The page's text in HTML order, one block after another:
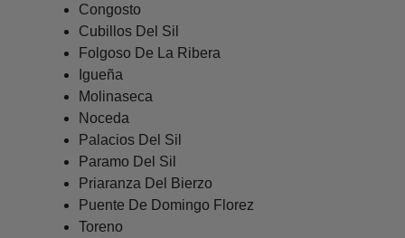
Congosto
Cubillos Del Sil
Folgoso De La Ribera
Igueña
Molinaseca
Noceda
Palacios Del Sil
Paramo Del Sil
Priaranza Del Bierzo
Puente De Domingo Florez
Toreno